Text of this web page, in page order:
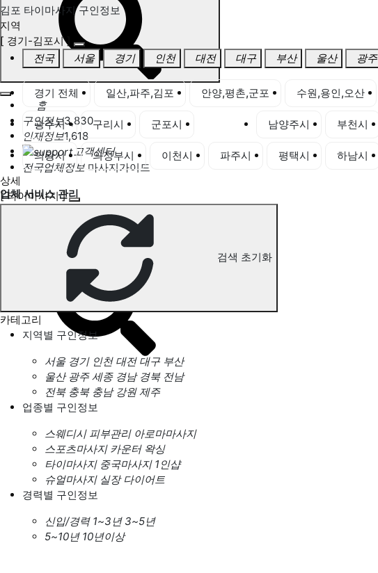
홈
구인정보3,830
인재정보1,618
고객센터
전국업체정보 마사지가이드
업체 서비스 관리
개인 서비스 관리
김포 타이마사지 구인정보
김포 타이마사지 구인정보
지역
[ 경기-김포시 ]
전국
서울 경기 인천 대전 대구 부산 울산 광주
경기 전체 일산,파주,김포 안양,평촌,군포 수원,용인,오산
광주시 구리시 군포시 남양주시 부천시
의왕시 의정부시 이천시 파주시 평택시 하남시
상세
[ 타이마사지 ]
검색 초기화
카테고리
지역별 구인정보
서울 경기 인천 대전 대구 부산
울산 광주 세종 경남 경북 전남
전북 충북 충남 강원 제주
업종별 구인정보
스웨디시 피부관리 아로마마사지
스포츠마사지 카운터 왁싱
타이마사지 중국마사지 1인샵
슈얼마사지 실장 다이어트
경력별 구인정보
신입/경력 1~3년 3~5년
5~10년 10년이상